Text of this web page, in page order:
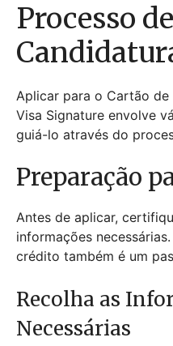
Processo de
Aplicar para o Cartão
Visa Signature envolve
guiá-lo através do
Preparação
Antes de aplicar,
informações
crédito também é um
Recolha as
Necessárias